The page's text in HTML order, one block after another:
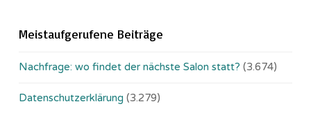
Meistaufgerufene Beiträge
Nachfrage: wo findet der nächste Salon statt? (3.674)
Datenschutzerklärung (3.279)